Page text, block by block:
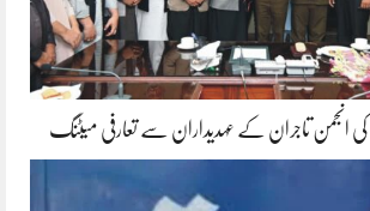
کی انجمن تاجران کے عہدیداران سے تعارفی میٹنگ